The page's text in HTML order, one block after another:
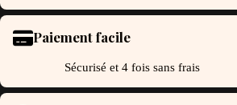
Paiement facile
Sécurisé et 4 fois sans frais